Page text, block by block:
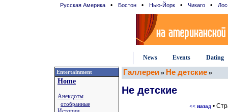
Русская Америка • Бостон • Нью-Йорк • Чикаго •
News Events Dating
Entertainment
Home
Анекдоты
отобранные
Галлереи » Не детские »
Не детские
<< назад•